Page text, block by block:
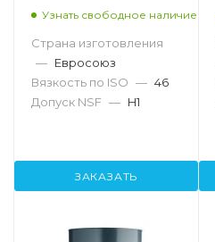
Узнать свободное наличие
Страна изготовления
— Евросоюз
Вязкость по ISO — 46
Допуск NSF — H1
ЗАКАЗАТЬ